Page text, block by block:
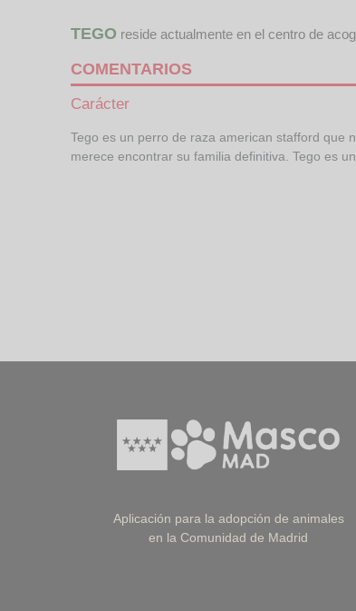
TEGO reside actualmente en el centro de
COMENTARIOS
Carácter
Tego es un perro de raza american stafford que
merece encontrar su familia definitiva. Tego es
Aplicación para la adopción de animales
en la Comunidad de Madrid